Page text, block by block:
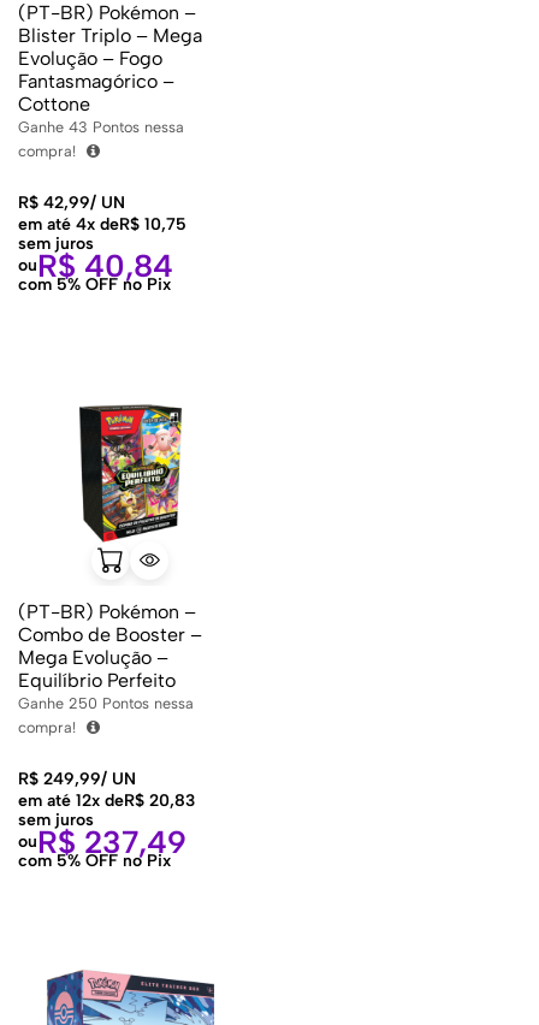
(PT-BR) Pokémon –
Blister Triplo – Mega
Evolução – Fogo
Fantasmagórico –
Cottone
Ganhe 43 Pontos nessa
compra!
R$ 42,99/ UN
em até 4x deR$ 10,75
sem juros
ouR$ 40,84
com 5% OFF no Pix
(PT-BR) Pokémon –
Combo de Booster –
Mega Evolução –
Equilíbrio Perfeito
Ganhe 250 Pontos nessa
compra!
R$ 249,99/ UN
em até 12x deR$ 20,83
sem juros
ouR$ 237,49
com 5% OFF no Pix